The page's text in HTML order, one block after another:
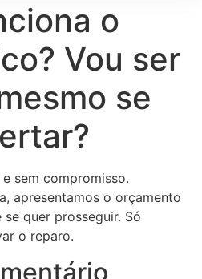
o
Vou ser
se
sem compromisso.
apresentamos o orçamento
quer prosseguir. Só
o reparo.